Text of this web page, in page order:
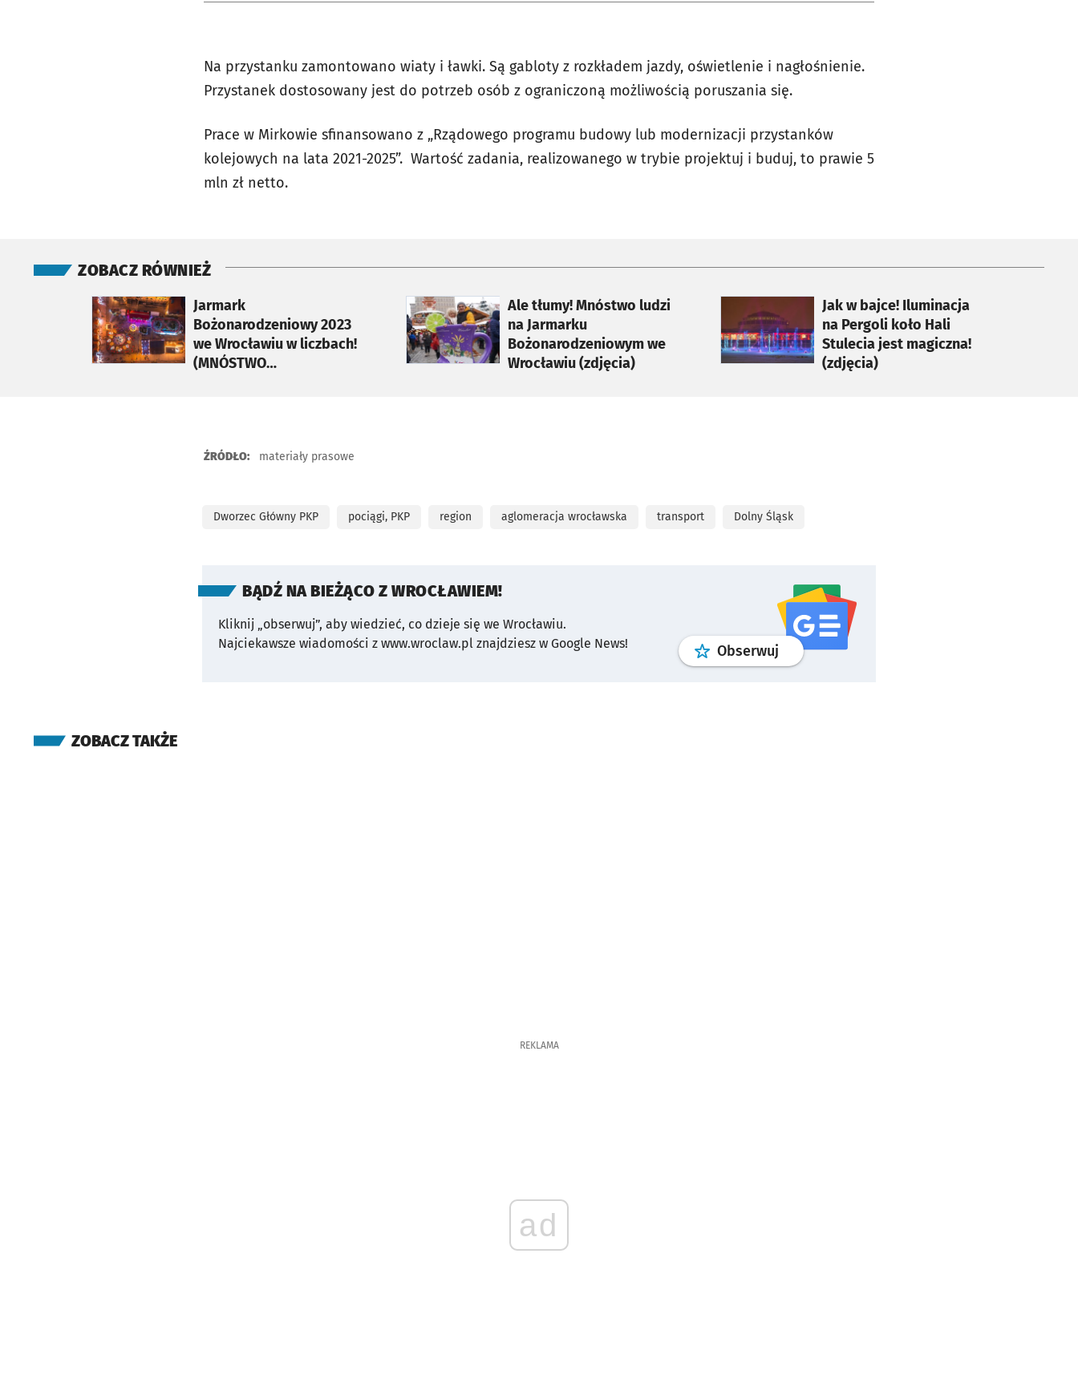
Na przystanku zamontowano wiaty i ławki. Są gabloty z rozkładem jazdy, oświetlenie i nagłośnienie.
Przystanek dostosowany jest do potrzeb osób z ograniczoną możliwością poruszania się.
Prace w Mirkowie sfinansowano z „Rządowego programu budowy lub modernizacji przystanków
kolejowych na lata 2021-2025”. Wartość zadania, realizowanego w trybie projektuj i buduj, to prawie 5
mln zł netto.
ZOBACZ RÓWNIEŻ
Jarmark
Bożonarodzeniowy 2023
we Wrocławiu w liczbach!
(MNÓSTWO
otworzy się w nowej karcie
Ale tłumy! Mnóstwo ludzi
na Jarmarku
Bożonarodzeniowym we
Wrocławiu (zdjęcia)
otworzy się w nowej karcie
Jak w bajce! Iluminacja
na Pergoli koło Hali
Stulecia jest magiczna!
(zdjęcia)
otworzy się w nowej karcie
ŹRÓDŁO: materiały prasowe
Dworzec Główny PKP pociągi, PKP region aglomeracja wrocławska transport Dolny Śląsk
BĄDŹ NA BIEŻĄCO Z WROCŁAWIEM!
Kliknij „obserwuj”, aby wiedzieć, co dzieje się we Wrocławiu.
Najciekawsze wiadomości z www.wroclaw.pl znajdziesz w Google News!
Obserwuj profilgoogle news
ZOBACZ TAKŻE
REKLAMA
ad